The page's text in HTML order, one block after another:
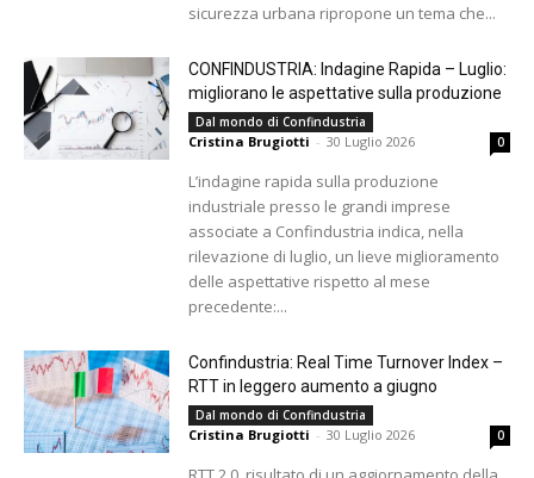
sicurezza urbana ripropone un tema che...
CONFINDUSTRIA: Indagine Rapida – Luglio:
migliorano le aspettative sulla produzione
Dal mondo di Confindustria
Cristina Brugiotti - 30 Luglio 2026 0
L’indagine rapida sulla produzione
industriale presso le grandi imprese
associate a Confindustria indica, nella
rilevazione di luglio, un lieve miglioramento
delle aspettative rispetto al mese
precedente:...
Confindustria: Real Time Turnover Index –
RTT in leggero aumento a giugno
Dal mondo di Confindustria
Cristina Brugiotti - 30 Luglio 2026 0